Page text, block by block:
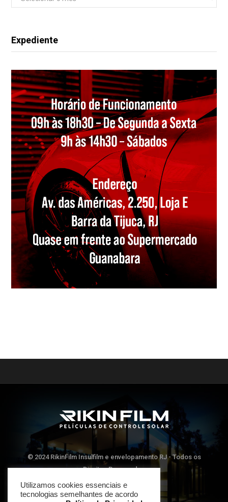
Expediente
© 2024 RikinFilm Insulfilm e envelopamento RJ - Todos os
Direitos Reservados
Utilizamos cookies essenciais e
tecnologias semelhantes de acordo